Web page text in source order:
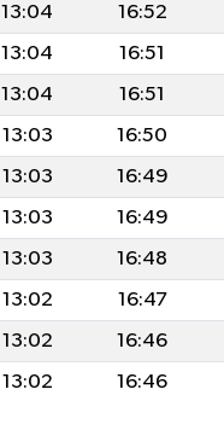
13:04 16:52
13:04 16:51
13:04 16:51
13:03 16:50
13:03 16:49
13:03 16:49
13:03 16:48
13:02 16:47
13:02 16:46
13:02 16:46